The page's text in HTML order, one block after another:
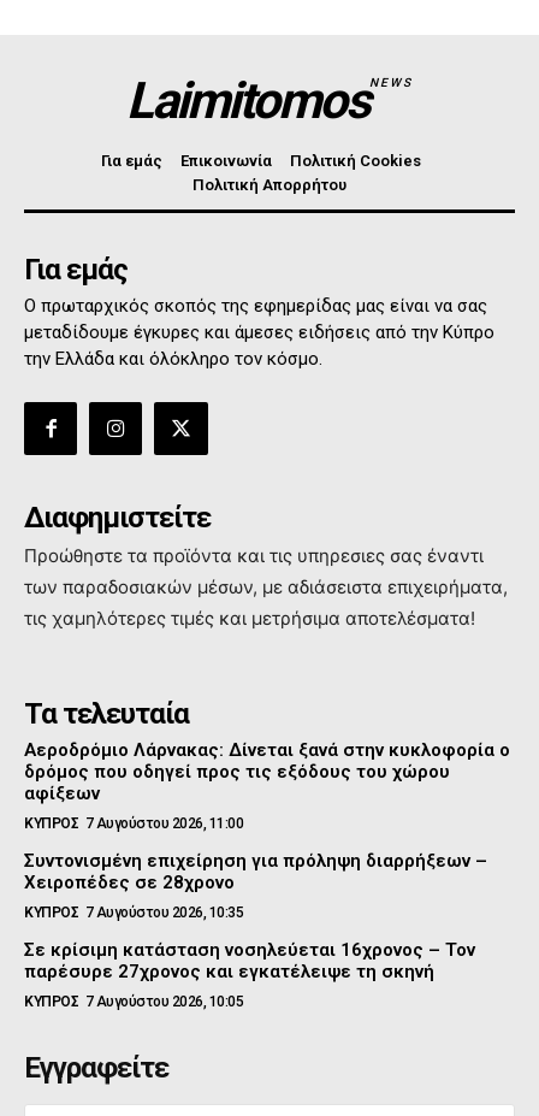
LaimitomosNEWS
Για εμάς Επικοινωνία
Πολιτική Cookies
Πολιτική Απορρήτου
Για εμάς
Ο πρωταρχικός σκοπός της εφημερίδας μας είναι να σας
μεταδίδουμε έγκυρες και άμεσες ειδήσεις από την Κύπρο
την Ελλάδα και όλόκληρο τον κόσμο.
Διαφημιστείτε
Προώθηστε τα προϊόντα και τις υπηρεσιες σας έναντι
των παραδοσιακών μέσων, με αδιάσειστα επιχειρήματα,
τις χαμηλότερες τιμές και μετρήσιμα αποτελέσματα!
Τα τελευταία
Αεροδρόμιο Λάρνακας: Δίνεται ξανά στην κυκλοφορία ο
δρόμος που οδηγεί προς τις εξόδους του χώρου
αφίξεων
ΚΥΠΡΟΣ 7 Αυγούστου 2026, 11:00
Συντονισμένη επιχείρηση για πρόληψη διαρρήξεων –
Χειροπέδες σε 28χρονο
ΚΥΠΡΟΣ 7 Αυγούστου 2026, 10:35
Σε κρίσιμη κατάσταση νοσηλεύεται 16χρονος – Τον
παρέσυρε 27χρονος και εγκατέλειψε τη σκηνή
ΚΥΠΡΟΣ 7 Αυγούστου 2026, 10:05
Εγγραφείτε